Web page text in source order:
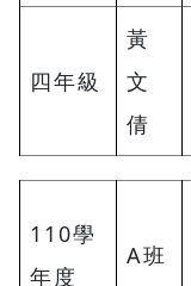
四年級
黃
文
倩
110學
年度
A班